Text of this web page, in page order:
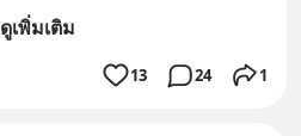
ดูเพิ่มเติม
13 24 1